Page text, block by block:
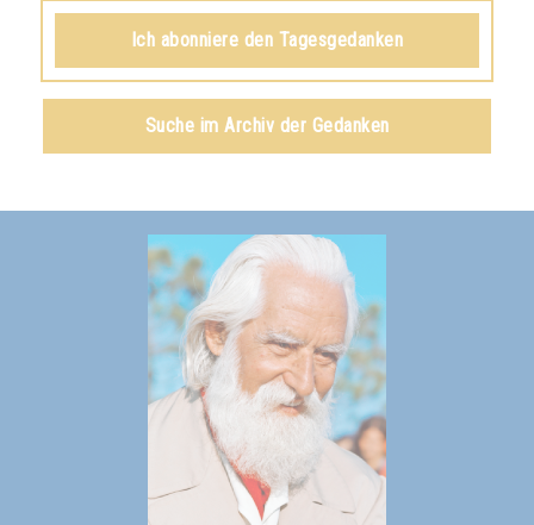
füllen.*
Omraam Mikhaël Aïvanhov
Siehe das BuchGeistiges und künstlerisches Schaffen,
Ich abonniere den Tagesgedanken
Suche im Archiv der Gedanken